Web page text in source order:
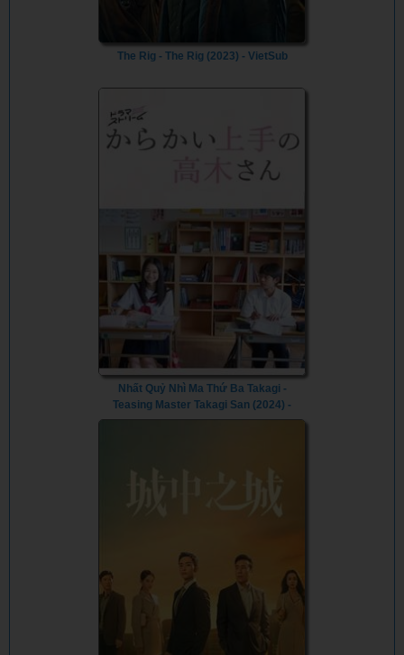
The Rig - The Rig (2023) - VietSub
Nhất Quỷ Nhì Ma Thứ Ba Takagi -
Teasing Master Takagi San (2024) -
Vietsub